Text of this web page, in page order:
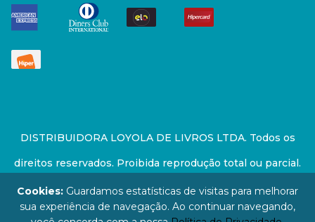
DISTRIBUIDORA LOYOLA DE LIVROS LTDA. Todos os
direitos reservados. Proibida reprodução total ou parcial.
Preços e estoque sujeito a alterações sem aviso prévio.
67.946.814/0001-94 - LOJA - Rua Senador Feijó - São
Cookies: Guardamos estatísticas de visitas para melhorar
sua experiência de navegação. Ao continuar navegando,